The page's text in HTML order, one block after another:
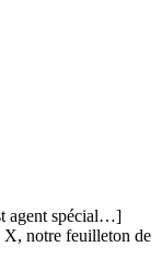
agent spécial…]
X, notre feuilleton de